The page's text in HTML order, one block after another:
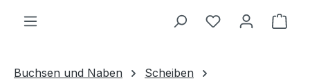
Buchsen und Naben
Scheiben